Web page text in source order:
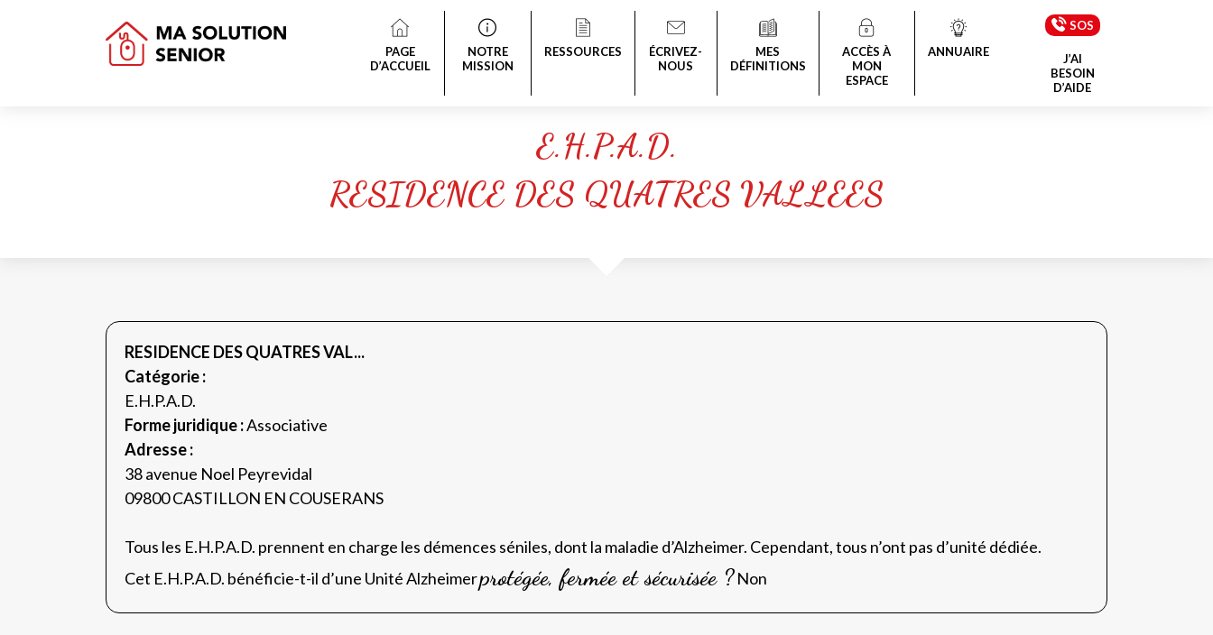
PAGE
D’ACCUEIL
NOTRE
MISSION
RESSOURCES
ÉCRIVEZ-
NOUS
MES
DÉFINITIONS
ACCÈS À
MON
ESPACE
ANNUAIRE
SOS
J’AI
BESOIN
D’AIDE
E.H.P.A.D.
RESIDENCE DES QUATRES VALLEES
RESIDENCE DES QUATRES VAL...
Catégorie :
E.H.P.A.D.
Forme juridique :Associative
Adresse :
38 avenue Noel Peyrevidal
09800 CASTILLON EN COUSERANS
Tous les E.H.P.A.D. prennent en charge les démences séniles, dont la maladie d’Alzheimer. Cependant, tous n’ont pas d’unité dédiée.
Cet E.H.P.A.D. bénéficie-t-il d’une Unité Alzheimerprotégée, fermée et sécurisée ? Non